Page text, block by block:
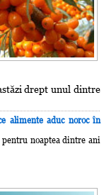
drept unul dintre
alimente aduc noroc în
noaptea dintre ani